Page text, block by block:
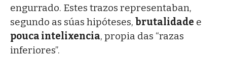
engurrado. Estes trazos representaban,
segundo as súas hipóteses, brutalidade e
pouca intelixencia, propia das “razas
inferiores”.